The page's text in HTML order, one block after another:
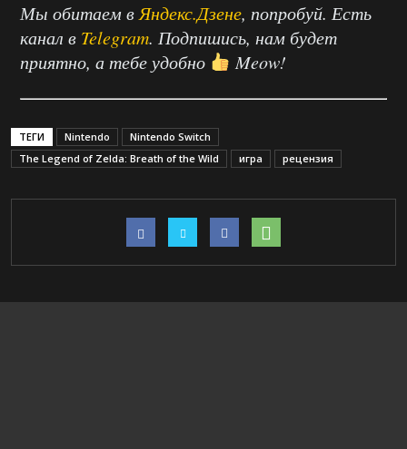
Мы обитаем вЯндекс.Дзене, попробуй. Есть
канал в Telegram. Подпишись, нам будет
приятно, а тебе удобно
Meow!
ТЕГИ Nintendo
Nintendo Switch
The Legend of Zelda: Breath of the Wild
игра рецензия